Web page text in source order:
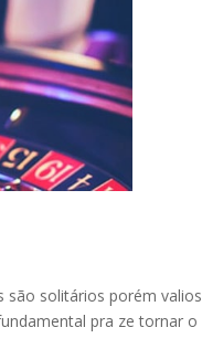
são solitários porém
pra ze tornar o